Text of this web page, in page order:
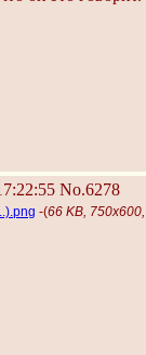
No.6278
-(66 KB,